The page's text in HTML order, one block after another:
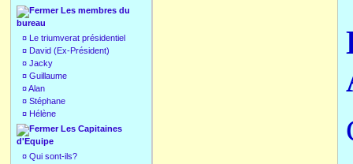
Les membres du
bureau
¤ Le triumverat présidentiel
¤ David (Ex-Président)
¤ Jacky
¤ Guillaume
¤Alan
¤ Stéphane
¤ Hélène
Les Capitaines
d'Equipe
¤ Qui sont-ils?